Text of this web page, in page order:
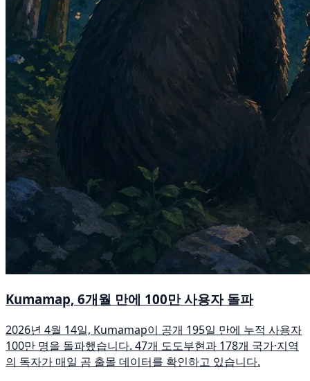
Kumamap, 6개월 만에 100만 사용자 돌파
2026년 4월 14일, Kumamap이 공개 195일 만에 누적 사용자
100만 명을 돌파했습니다. 47개 도도부현과 178개 국가·지역
의 독자가 매일 곰 출몰 데이터를 확인하고 있습니다.